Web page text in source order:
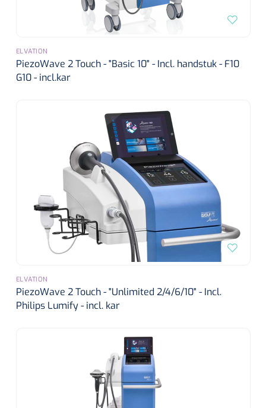
ELVATION
PiezoWave 2 Touch - "Basic 10" - Incl. handstuk - F10
G10 - incl.kar
ELVATION
PiezoWave 2 Touch - "Unlimited 2/4/6/10" - Incl.
Philips Lumify - incl. kar